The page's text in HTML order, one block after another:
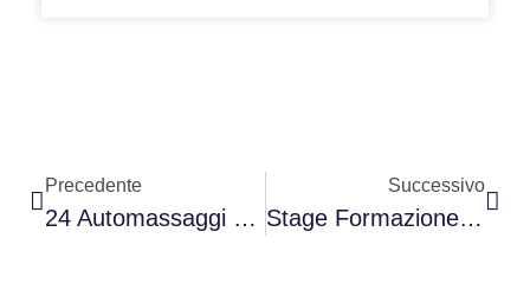
Precedente
24 Automassaggi Taoisti
Successivo
Stage Formazione Scuola ITCCA/HTC E ASC